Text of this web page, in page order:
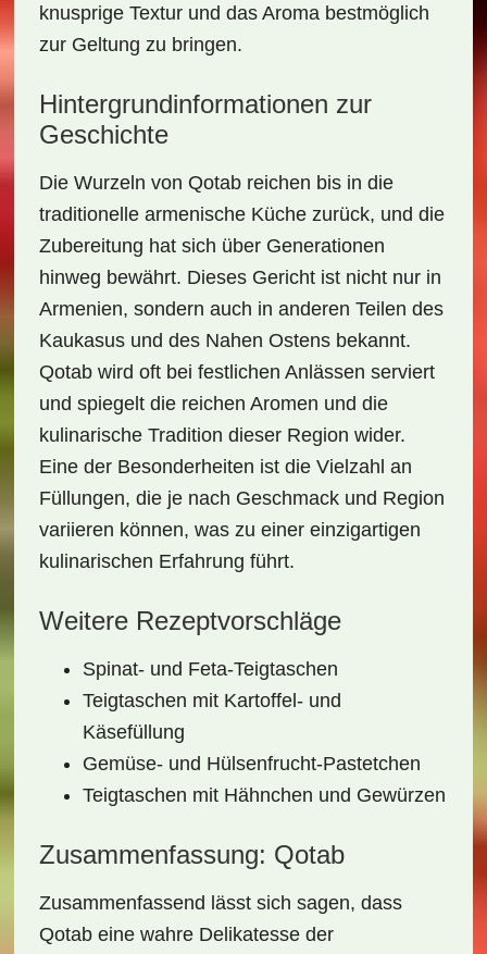
knusprige Textur und das Aroma bestmöglich
zur Geltung zu bringen.
Hintergrundinformationen zur
Geschichte
Die Wurzeln von Qotab reichen bis in die
traditionelle armenische Küchezurück, und die
Zubereitung hat sich über Generationen
hinweg bewährt. Dieses Gericht ist nicht nur in
Armenien, sondern auch in anderen Teilen des
Kaukasus und des Nahen Ostens bekannt.
Qotab wird oft bei festlichen Anlässen serviert
und spiegelt die reichen Aromen und die
kulinarische Tradition dieser Region wider.
Eine der Besonderheiten ist die Vielzahl an
Füllungen, die je nach Geschmack und Region
variieren können, was zu einer einzigartigen
kulinarischen Erfahrung führt.
Weitere Rezeptvorschläge
Spinat- und Feta-Teigtaschen
Teigtaschen mit Kartoffel- und
Käsefüllung
Gemüse- und Hülsenfrucht-Pastetchen
Teigtaschen mit Hähnchen und Gewürzen
Zusammenfassung: Qotab
Zusammenfassend lässt sich sagen, dass
Qotabeine wahre Delikatesse der